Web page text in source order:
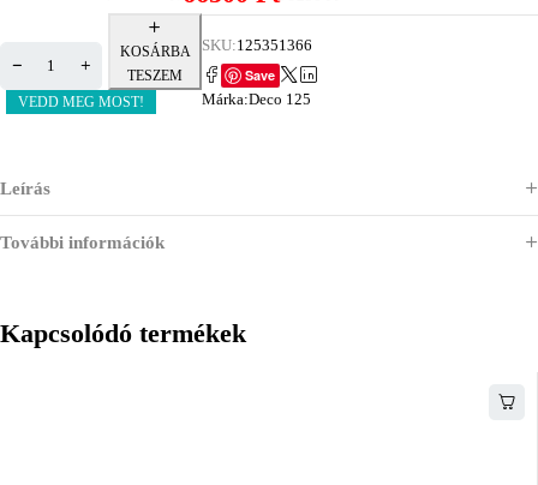
KOSÁRBA
TESZEM
VEDD MEG MOST!
SKU:125351366
Save
Márka:Deco 125
Leírás
További információk
Kapcsolódó termékek